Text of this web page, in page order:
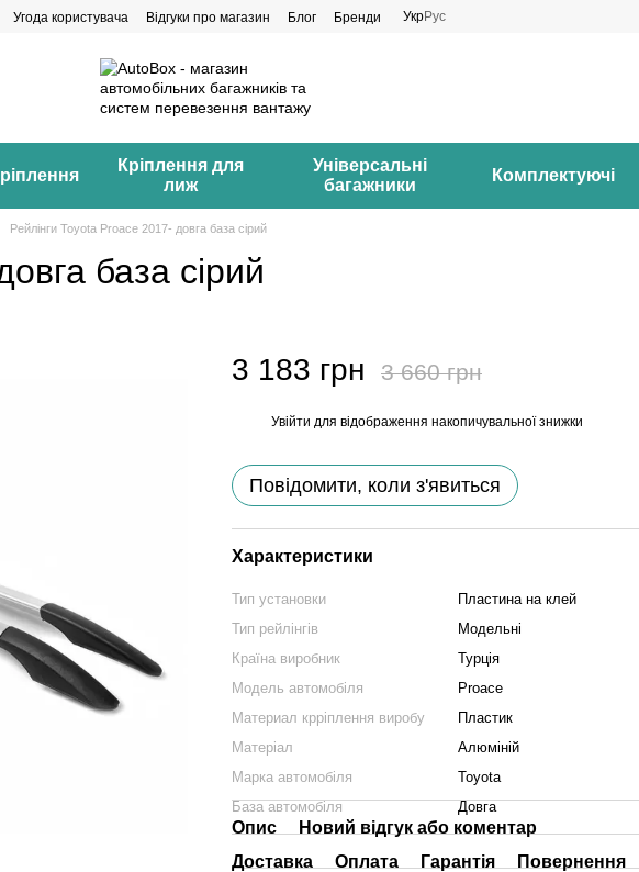
Угода користувача Відгуки про магазин Блог Бренди УкрРус
Кріплення для
лиж
Універсальні
багажники
Комплектуючі
Рейлінги Toyota Proace 2017- довга база сірий
база сірий
3 183 грн 3 660 грн
Увійти для відображення накопичувальної знижки
Повідомити, коли з'явиться
Характеристики
Тип установки
Пластина на клей
Тип рейлінгів
Модельні
Країна виробник
Турція
Модель автомобіля
Proace
Материал крріплення виробу
Пластик
Матеріал
Алюміній
Марка автомобіля
Toyota
База автомобіля
Довга
Опис
Новий відгук або коментар
Доставка
Оплата Гарантія Повернення